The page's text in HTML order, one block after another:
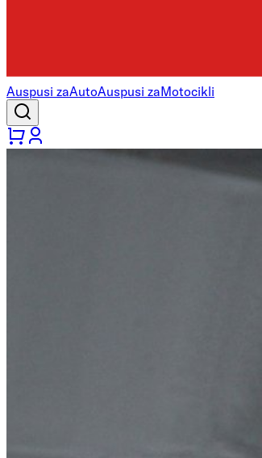
Auspusi zaAutoAuspusi zaMotocikli